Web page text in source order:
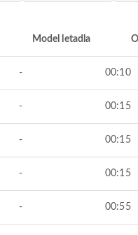
Model letadla
- 00:10
- 00:15
- 00:15
- 00:15
- 00:55